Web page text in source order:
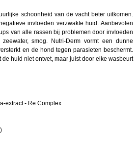
schoonheid van de vacht beter uitkomen.
invloeden verzwakte huid. Aanbevolen
van alle rassen bij problemen door invloeden
smog. Nutri-Derm vormt een dunne
en de hond tegen parasieten beschermt.
huid niet ontvet, maar juist door elke wasbeurt
extract - Re Complex